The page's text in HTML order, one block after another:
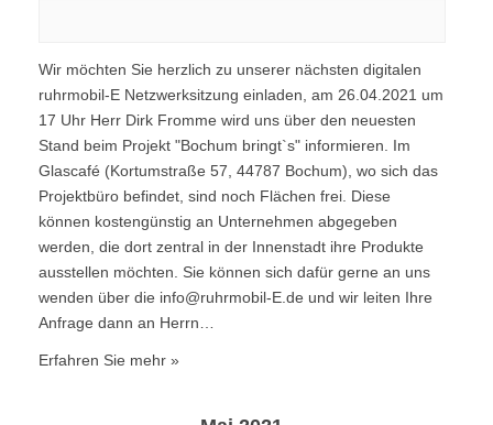
Wir möchten Sie herzlich zu unserer nächsten digitalen
ruhrmobil-E Netzwerksitzung einladen, am 26.04.2021 um
17 Uhr Herr Dirk Fromme wird uns über den neuesten
Stand beim Projekt "Bochum bringt`s" informieren. Im
Glascafé (Kortumstraße 57, 44787 Bochum), wo sich das
Projektbüro befindet, sind noch Flächen frei. Diese
können kostengünstig an Unternehmen abgegeben
werden, die dort zentral in der Innenstadt ihre Produkte
ausstellen möchten. Sie können sich dafür gerne an uns
wenden über die info@ruhrmobil-E.de und wir leiten Ihre
Anfrage dann an Herrn…
Erfahren Sie mehr »